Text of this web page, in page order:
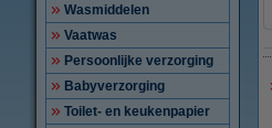
Wasmiddelen
Vaatwas
Persoonlijke verzorging
Babyverzorging
Toilet- en keukenpapier